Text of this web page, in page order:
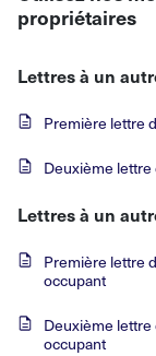
propriétaires
Lettres à un
Première lettre
Deuxième
Lettres à un
Première lettre
occupant
Deuxième
occupant